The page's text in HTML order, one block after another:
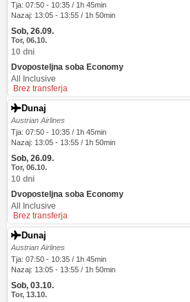
Tja: 07:50 - 10:35 / 1h 45min
Nazaj: 13:05 - 13:55 / 1h 50min
Sob, 26.09.
Tor, 06.10.
10 dni
Dvoposteljna soba Economy
All Inclusive
Brez transferja
Dunaj
Austrian Airlines
Tja: 07:50 - 10:35 / 1h 45min
Nazaj: 13:05 - 13:55 / 1h 50min
Sob, 26.09.
Tor, 06.10.
10 dni
Dvoposteljna soba Economy
All Inclusive
Brez transferja
Dunaj
Austrian Airlines
Tja: 07:50 - 10:35 / 1h 45min
Nazaj: 13:05 - 13:55 / 1h 50min
Sob, 03.10.
Tor, 13.10.